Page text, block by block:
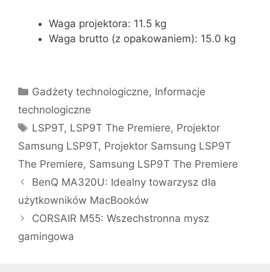
Waga projektora: 11.5 kg
Waga brutto (z opakowaniem): 15.0 kg
Kategorie
Gadżety technologiczne, Informacje
technologiczne
Tagi
LSP9T, LSP9T The Premiere, Projektor
Samsung LSP9T, Projektor Samsung LSP9T
The Premiere, Samsung LSP9T The Premiere
BenQ MA320U: Idealny towarzysz dla
użytkowników MacBooków
CORSAIR M55: Wszechstronna mysz
gamingowa